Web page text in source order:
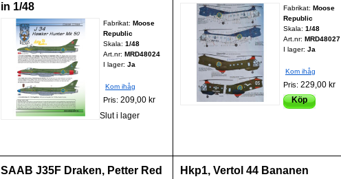
in 1/48
Fabrikat:Moose
Republic
Skala:1/48
Art.nr:MRD48024
I lager: Ja
Kom ihåg
Pris:209,00 kr
Slut i lager
Fabrikat: Moose
Republic
Skala: 1/48
Art.nr: MRD48027
I lager: Ja
Kom ihåg
Pris: 229,00 kr
Köp
SAAB J35F Draken, Petter Red
Hkp1, Vertol 44 Bananen